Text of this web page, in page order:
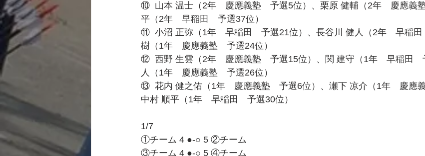
⑩  山本 温士（2年　慶應義塾　予選5位）、栗原 健輔（2年　慶應義
平（2年　早稲田　予選37位）
⑪  小沼 正弥（1年　早稲田　予選21位）、長谷川 健人（2年　早稲田
樹（1年　慶應義塾　予選24位）
⑫  西野 生雲（2年　慶應義塾　予選15位）、関 建守（1年　早稲田　
人（1年　慶應義塾　予選26位）
⑬  花内 健之佑（1年　慶應義塾　予選6位）、瀬下 凉介（1年　慶應
中村 順平（1年　早稲田　予選30位）
1/7
①チーム 4 ●-○ 5 ②チーム
③チーム 4 ●-○ 5 ④チーム